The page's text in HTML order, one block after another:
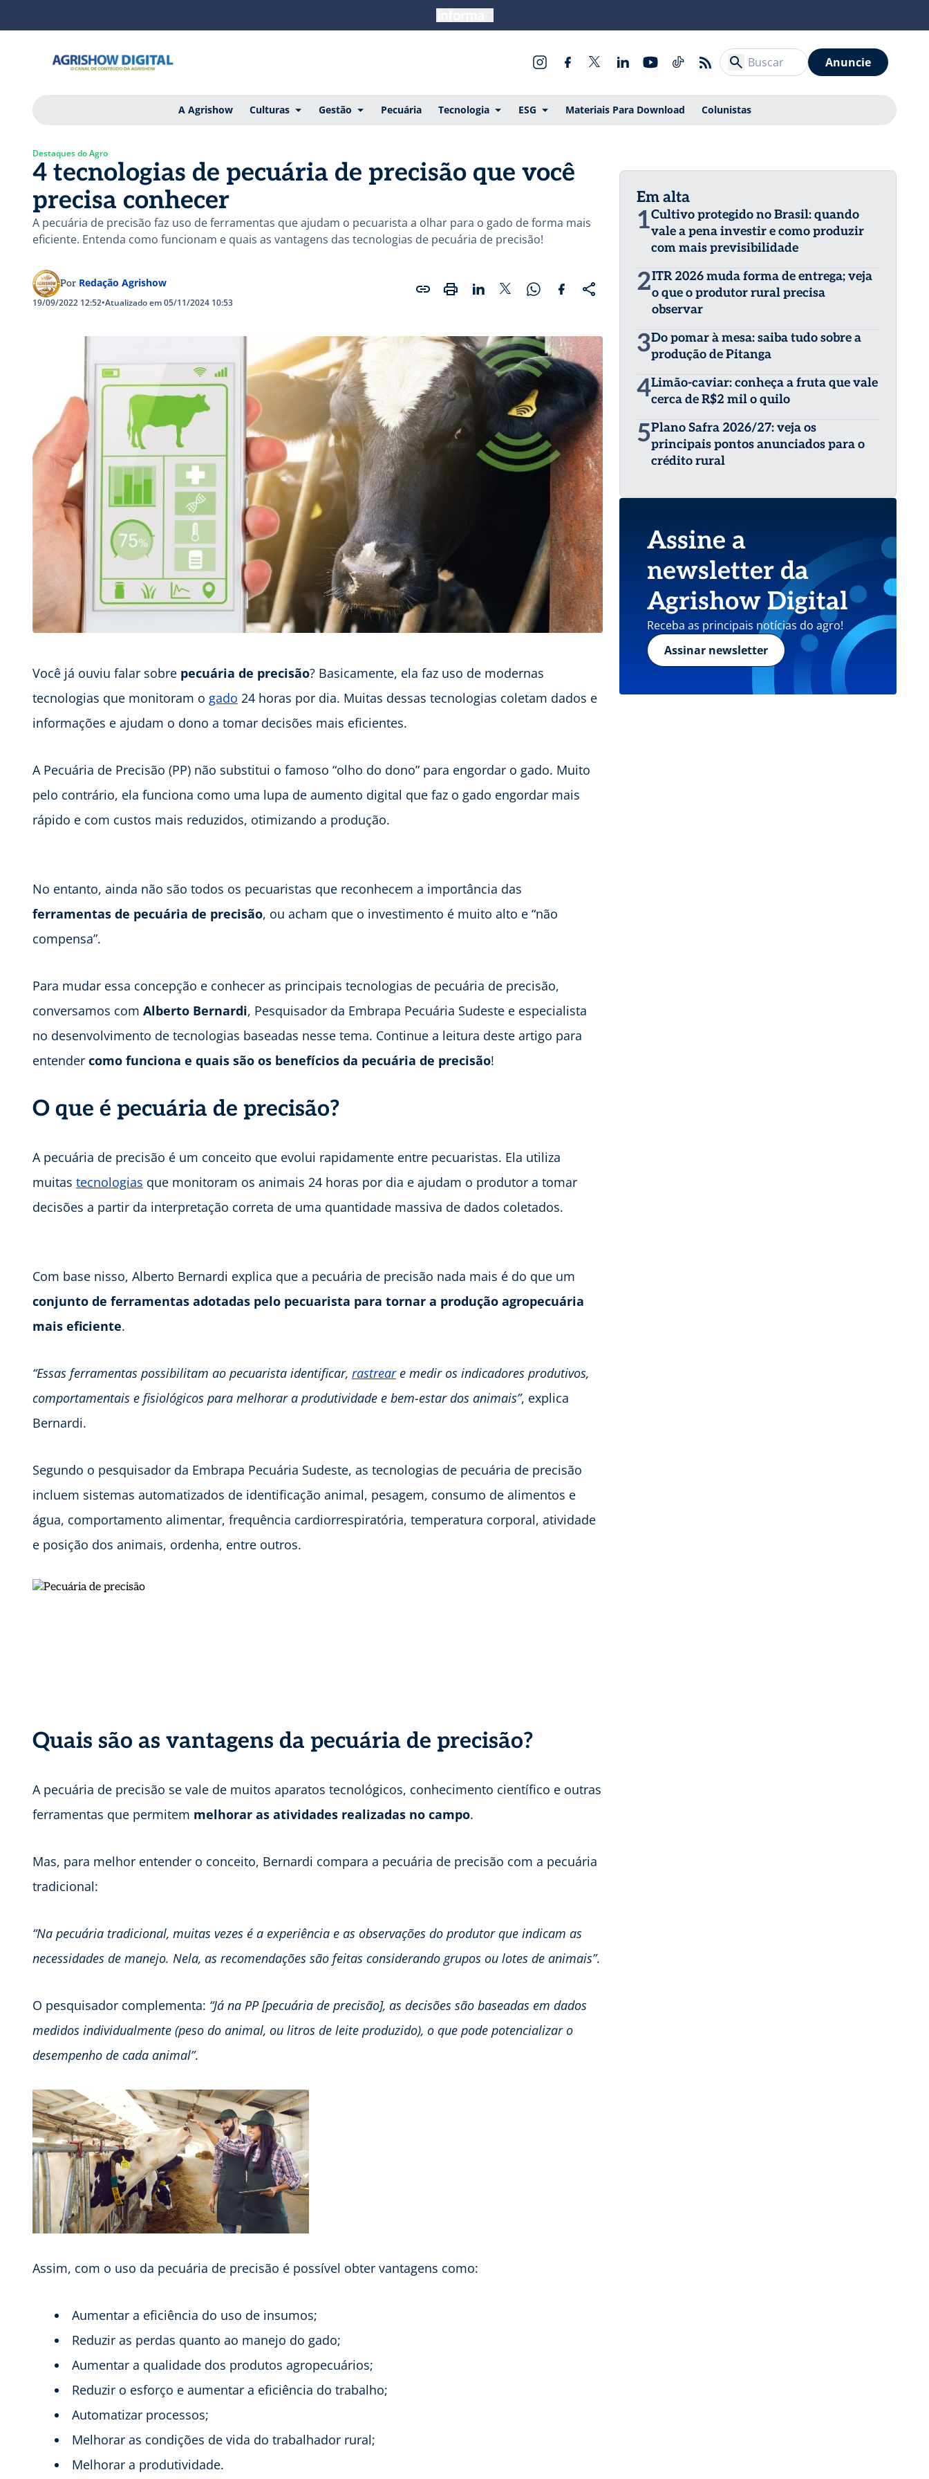
Anuncie
A Agrishow Culturas Gestão Pecuária Tecnologia ESG Materiais Para Download Colunistas
Destaques do Agro
4 tecnologias de pecuária de precisão que você
precisa conhecer
A pecuária de precisão faz uso de ferramentas que ajudam o pecuarista a olhar para o gado de forma mais
eficiente. Entenda como funcionam e quais as vantagens das tecnologias de pecuária de precisão!
Por Redação Agrishow
19/09/2022 12:52•Atualizado em 05/11/2024 10:53
Você já ouviu falar sobre pecuária de precisão? Basicamente, ela faz uso de modernas
tecnologias que monitoram o gado 24 horas por dia. Muitas dessas tecnologias coletam dados e
informações e ajudam o dono a tomar decisões mais eficientes.
A Pecuária de Precisão (PP) não substitui o famoso “olho do dono” para engordar o gado. Muito
pelo contrário, ela funciona como uma lupa de aumento digital que faz o gado engordar mais
rápido e com custos mais reduzidos, otimizando a produção.
No entanto, ainda não são todos os pecuaristas que reconhecem a importância das
ferramentas de pecuária de precisão, ou acham que o investimento é muito alto e “não
compensa”.
Para mudar essa concepção e conhecer as principais tecnologias de pecuária de precisão,
conversamos com Alberto Bernardi, Pesquisador da Embrapa Pecuária Sudeste e especialista
no desenvolvimento de tecnologias baseadas nesse tema. Continue a leitura deste artigo para
entender como funciona e quais são os benefícios da pecuária de precisão!
O que é pecuária de precisão?
A pecuária de precisão é um conceito que evolui rapidamente entre pecuaristas. Ela utiliza
muitas tecnologias que monitoram os animais 24 horas por dia e ajudam o produtor a tomar
decisões a partir da interpretação correta de uma quantidade massiva de dados coletados.
Com base nisso, Alberto Bernardi explica que a pecuária de precisão nada mais é do que um
conjunto de ferramentas adotadas pelo pecuarista para tornar a produção agropecuária
mais eficiente.
“Essas ferramentas possibilitam ao pecuarista identificar, rastreare medir os indicadores produtivos,
comportamentais e fisiológicos para melhorar a produtividade e bem-estar dos animais”, explica
Bernardi.
Segundo o pesquisador da Embrapa Pecuária Sudeste, as tecnologias de pecuária de precisão
incluem sistemas automatizados de identificação animal, pesagem, consumo de alimentos e
água, comportamento alimentar, frequência cardiorrespiratória, temperatura corporal, atividade
e posição dos animais, ordenha, entre outros.
Quais são as vantagens da pecuária de precisão?
A pecuária de precisão se vale de muitos aparatos tecnológicos, conhecimento científico e outras
ferramentas que permitem melhorar as atividades realizadas no campo.
Mas, para melhor entender o conceito, Bernardi compara a pecuária de precisão com a pecuária
tradicional:
“Na pecuária tradicional, muitas vezes é a experiência e as observações do produtor que indicam as
necessidades de manejo. Nela, as recomendações são feitas considerando grupos ou lotes de animais”.
O pesquisador complementa: “Já na PP [pecuária de precisão], as decisões são baseadas em dados
medidos individualmente (peso do animal, ou litros de leite produzido), o que pode potencializar o
desempenho de cada animal”.
Assim, com o uso da pecuária de precisão é possível obter vantagens como:
Aumentar a eficiência do uso de insumos;
Reduzir as perdas quanto ao manejo do gado;
Aumentar a qualidade dos produtos agropecuários;
Reduzir o esforço e aumentar a eficiência do trabalho;
Automatizar processos;
Melhorar as condições de vida do trabalhador rural;
Melhorar a produtividade.
Em alta
1Cultivo protegido no Brasil: quando
vale a pena investir e como produzir
com mais previsibilidade
2ITR 2026 muda forma de entrega; veja
o que o produtor rural precisa
observar
3Do pomar à mesa: saiba tudo sobre a
produção de Pitanga
4Limão-caviar: conheça a fruta que vale
cerca de R$2 mil o quilo
5Plano Safra 2026/27: veja os
principais pontos anunciados para o
crédito rural
Assine a
newsletter da
Agrishow Digital
Receba as principais notícias do agro!
Assinar newsletter